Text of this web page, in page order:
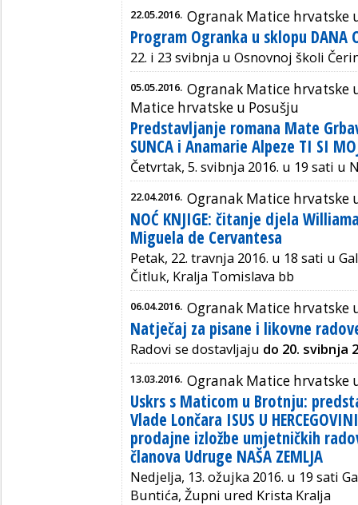
22.05.2016. Ogranak Matice hrvatske
Program Ogranka u sklopu DANA
22. i 23 svibnja u Osnovnoj školi
05.05.2016. Ogranak Matice hrvatske
Matice hrvatske u Posušju
Predstavljanje romana Mate
SUNCA i Anamarie Alpeze TI SI
Četvrtak, 5. svibnja 2016. u 19 sati
22.04.2016. Ogranak Matice hrvatske
NOĆ KNJIGE: čitanje djela
Miguela de Cervantesa
Petak, 22. travnja 2016. u 18 sati u
Čitluk, Kralja Tomislava bb
06.04.2016. Ogranak Matice hrvatske
Natječaj za pisane i likovne
Radovi se dostavljaju do 20. svibnja
13.03.2016. Ogranak Matice hrvatske
Uskrs s Maticom u Brotnju:
Vlade Lončara ISUS U
prodajne izložbe umjetničkih
članova Udruge NAŠA ZEMLJA
Nedjelja, 13. ožujka 2016. u 19 sati
Buntića, Župni ured Krista Kralja